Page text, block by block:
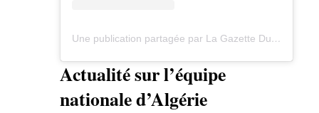
Une publication partagée par La Gazette Du Fennec (@lgdfennec)
Actualité sur l’équipe
nationale d’Algérie